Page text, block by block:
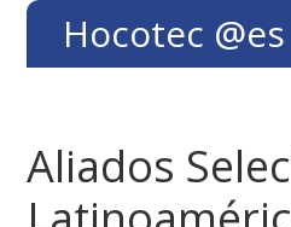
Saltar
Saltar
Saltar
Hocotec @es
Aliados